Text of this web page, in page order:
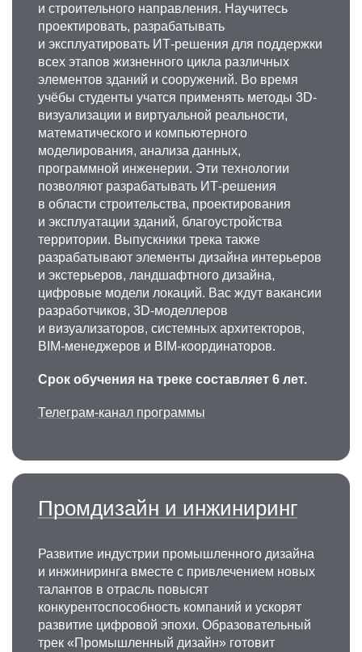
и строительного направления. Научитесь
проектировать, разрабатывать
и эксплуатировать ИТ-решения для поддержки
всех этапов жизненного цикла различных
элементов зданий и сооружений. Во время
учёбы студенты учатся применять методы 3D-
визуализации и виртуальной реальности,
математического и компьютерного
моделирования, анализа данных,
программной инженерии. Эти технологии
позволяют разрабатывать ИТ-решения
в области строительства, проектирования
и эксплуатации зданий, благоустройства
территории. Выпускники трека также
разрабатывают элементы дизайна интерьеров
и экстерьеров, ландшафтного дизайна,
цифровые модели локаций. Вас ждут вакансии
разработчиков, 3D-моделлеров
и визуализаторов, системных архитекторов,
BIM-менеджеров и BIM-координаторов.
Срок обучения на треке составляет 6 лет.
Телеграм-канал программы
Промдизайн и инжиниринг
Развитие индустрии промышленного дизайна
и инжиниринга вместе с привлечением новых
талантов в отрасль повысят
конкурентоспособность компаний и ускорят
развитие цифровой эпохи. Образовательный
трек «Промышленный дизайн» готовит